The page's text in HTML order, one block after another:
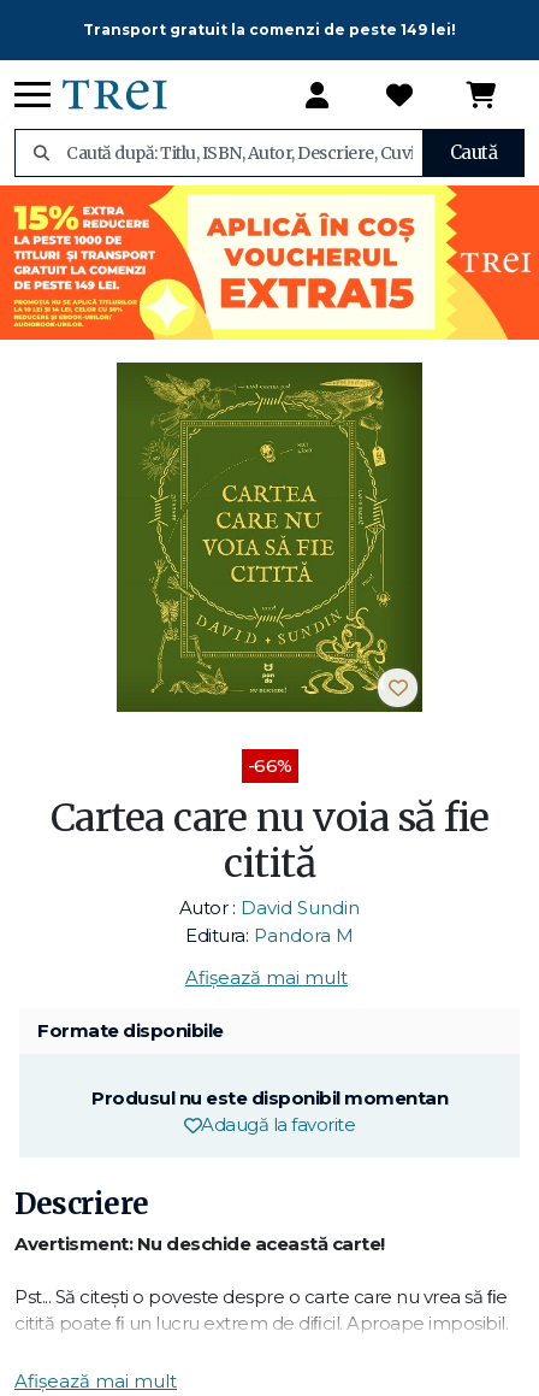
Transport gratuit la comenzi de peste 149 lei!
Caută
-66%
Cartea care nu voia să fie
citită
Autor : David Sundin
Editura: Pandora M
Afișează mai mult
Formate disponibile
Produsul nu este disponibil momentan
Adaugă la favorite
Descriere
Avertisment: Nu deschide această carte!
Pst... Să citești o poveste despre o carte care nu vrea să ﬁe
citită poate ﬁ un lucru extrem de diﬁcil. Aproape imposibil.
Afișează mai mult